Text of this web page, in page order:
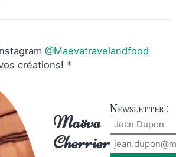
Maëva
Cherrier
Newsletter :
@Maevatravelandfood
créations! *